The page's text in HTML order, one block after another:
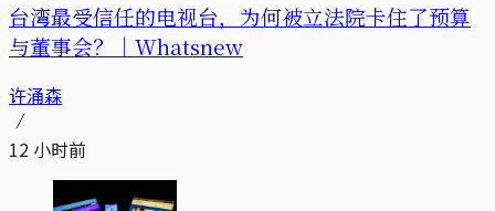
台湾最受信任的电视台，为何被立法院卡住了预算
与董事会？｜Whatsnew
许涌森
12 小时前